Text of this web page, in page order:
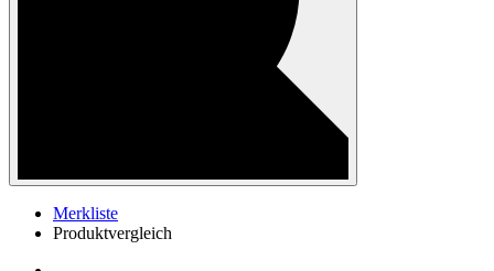
Merkliste
Produktvergleich